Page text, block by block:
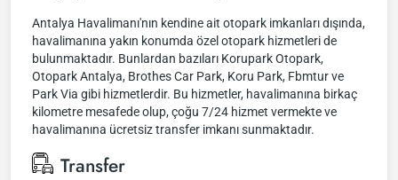
Antalya Havalimanı'nın kendine ait otopark imkanları dışında,
havalimanına yakın konumda özel otopark hizmetleri de
bulunmaktadır. Bunlardan bazıları Korupark Otopark,
Otopark Antalya, Brothes Car Park, Koru Park, Fbmtur ve
Park Via gibi hizmetlerdir. Bu hizmetler, havalimanına birkaç
kilometre mesafede olup, çoğu 7/24 hizmet vermekte ve
havalimanına ücretsiz transfer imkanı sunmaktadır.
Transfer